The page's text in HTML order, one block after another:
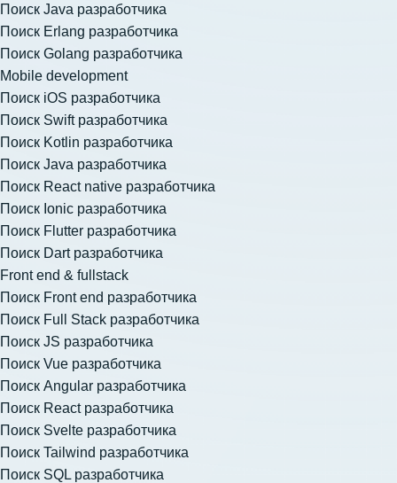
Поиск Java разработчика
Поиск Erlang разработчика
Поиск Golang разработчика
Mobile development
Поиск iOS разработчика
Поиск Swift разработчика
Поиск Kotlin разработчика
Поиск Java разработчика
Поиск React native разработчика
Поиск Ionic разработчика
Поиск Flutter разработчика
Поиск Dart разработчика
Front end & fullstack
Поиск Front end разработчика
Поиск Full Stack разработчика
Поиск JS разработчика
Поиск Vue разработчика
Поиск Angular разработчика
Поиск React разработчика
Поиск Svelte разработчика
Поиск Tailwind разработчика
Поиск SQL разработчика